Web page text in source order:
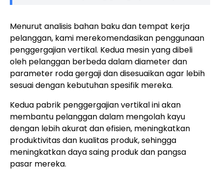
Menurut analisis bahan baku dan tempat kerja
pelanggan, kami merekomendasikan penggunaan
penggergajian vertikal. Kedua mesin yang dibeli
oleh pelanggan berbeda dalam diameter dan
parameter roda gergaji dan disesuaikan agar lebih
sesuai dengan kebutuhan spesifik mereka.
Kedua pabrik penggergajian vertikal ini akan
membantu pelanggan dalam mengolah kayu
dengan lebih akurat dan efisien, meningkatkan
produktivitas dan kualitas produk, sehingga
meningkatkan daya saing produk dan pangsa
pasar mereka.